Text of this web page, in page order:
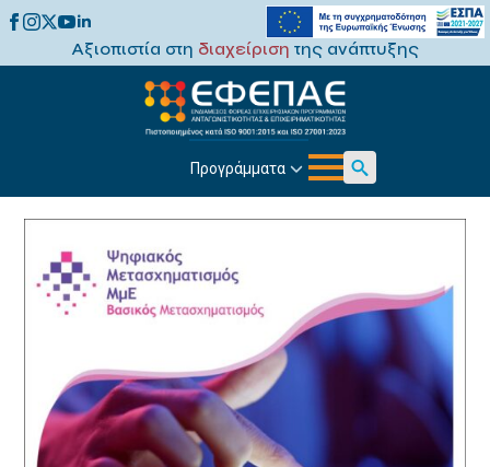
Αξιοπιστία στη διαχείριση της ανάπτυξης
Προγράμματα
Search
for: